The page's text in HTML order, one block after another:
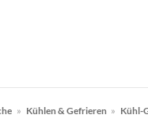
» Kühlen & Gefrieren » Kühl-